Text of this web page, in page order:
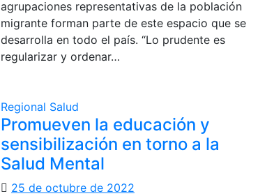
agrupaciones representativas de la población
migrante forman parte de este espacio que se
desarrolla en todo el país. “Lo prudente es
regularizar y ordenar…
Regional Salud
Promueven la educación y
sensibilización en torno a la
Salud Mental
25 de octubre de 2022